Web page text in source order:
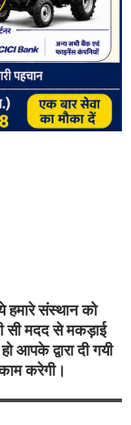
हमारे संस्थान को
सी मदद से मकड़ाई
द्वारा दी गयी
करेगी।